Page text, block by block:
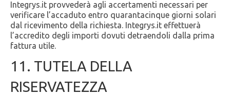
Integrys.it provvederà agli accertamenti necessari per
verificare l’accaduto entro quarantacinque giorni solari
dal ricevimento della richiesta. Integrys.it effettuerà
l’accredito degli importi dovuti detraendoli dalla prima
fattura utile.
11. TUTELA DELLA
RISERVATEZZA